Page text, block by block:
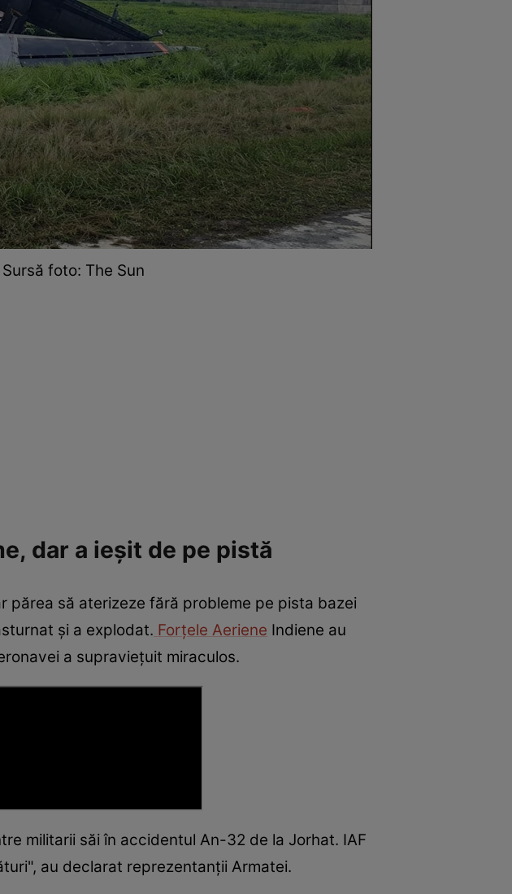
foto: The Sun
dar a ieșit de pe pistă
părea să aterizeze fără probleme pe pista bazei
și a explodat. Forțele Aeriene Indiene au
a supraviețuit miraculos.
militarii săi în accidentul An-32 de la Jorhat. IAF
au declarat reprezentanții Armatei.